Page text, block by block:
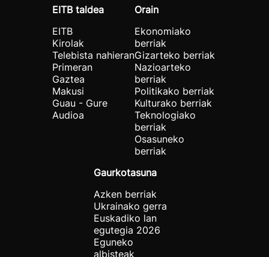
EITB taldea
EITB
Kirolak
Telebista nahieran
Primeran
Gaztea
Makusi
Guau - Gure
Audioa
Orain
Ekonomiako
berriak
Gizarteko berriak
Nazioarteko
berriak
Politikako berriak
Kulturako berriak
Teknologiako
berriak
Osasuneko
berriak
Gaurkotasuna
Azken berriak
Ukrainako gerra
Euskadiko lan
egutegia 2026
Eguneko
albisteak